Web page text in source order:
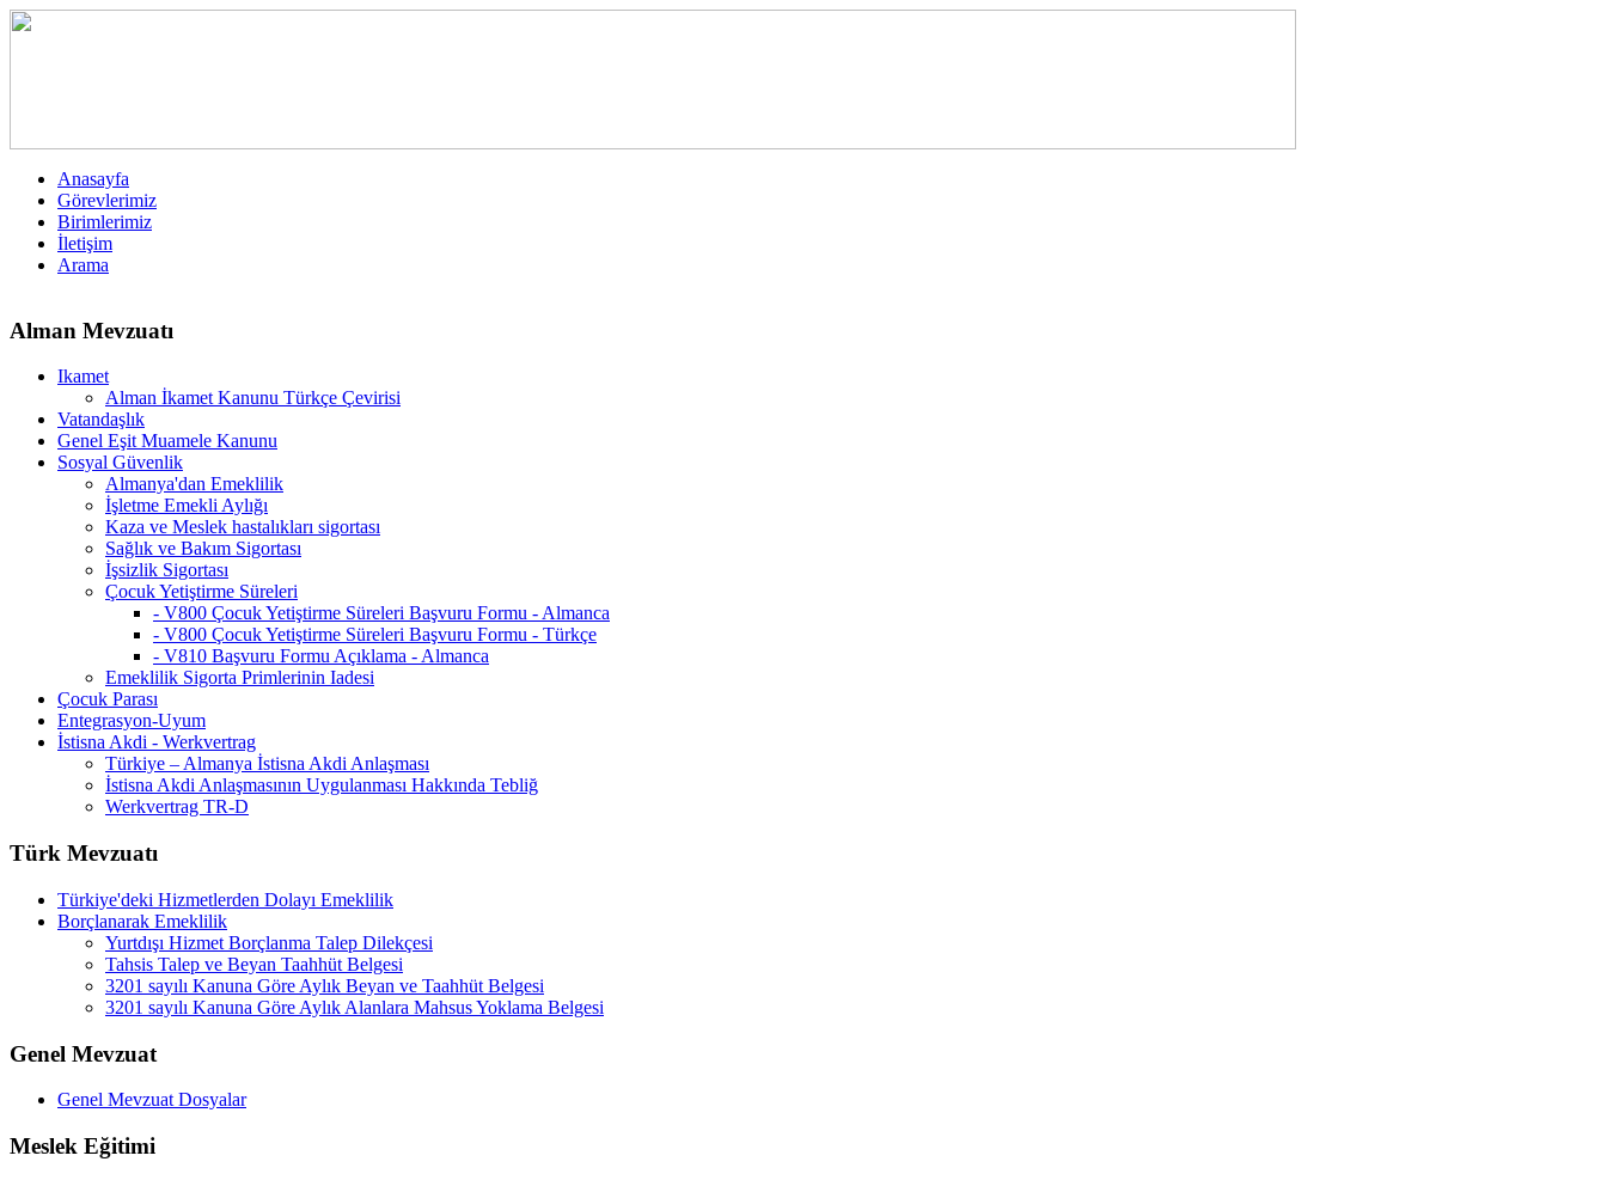
Anasayfa
Görevlerimiz
Birimlerimiz
İletişim
Arama
Alman Mevzuatı
Ikamet
Alman İkamet Kanunu Türkçe Çevirisi
Vatandaşlık
Genel Eşit Muamele Kanunu
Sosyal Güvenlik
Almanya'dan Emeklilik
İşletme Emekli Aylığı
Kaza ve Meslek hastalıkları sigortası
Sağlık ve Bakım Sigortası
İşsizlik Sigortası
Çocuk Yetiştirme Süreleri
- V800 Çocuk Yetiştirme Süreleri Başvuru Formu - Almanca
- V800 Çocuk Yetiştirme Süreleri Başvuru Formu - Türkçe
- V810 Başvuru Formu Açıklama - Almanca
Emeklilik Sigorta Primlerinin Iadesi
Çocuk Parası
Entegrasyon-Uyum
İstisna Akdi - Werkvertrag
Türkiye – Almanya İstisna Akdi Anlaşması
İstisna Akdi Anlaşmasının Uygulanması Hakkında Tebliğ
Werkvertrag TR-D
Türk Mevzuatı
Türkiye'deki Hizmetlerden Dolayı Emeklilik
Borçlanarak Emeklilik
Yurtdışı Hizmet Borçlanma Talep Dilekçesi
Tahsis Talep ve Beyan Taahhüt Belgesi
3201 sayılı Kanuna Göre Aylık Beyan ve Taahhüt Belgesi
3201 sayılı Kanuna Göre Aylık Alanlara Mahsus Yoklama Belgesi
Genel Mevzuat
Genel Mevzuat Dosyalar
Meslek Eğitimi